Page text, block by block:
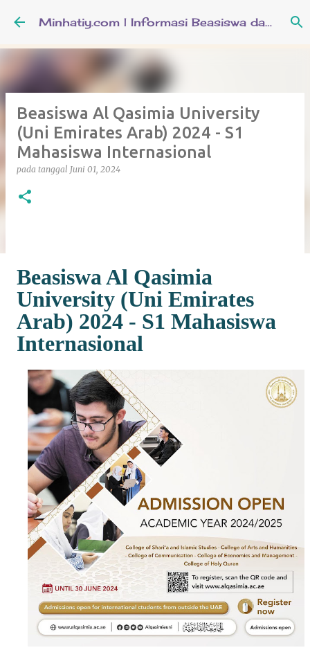
Langsung ke konten utama Minhatiy.com | Informasi Beasiswa dan Pendidikan Keislaman
Beasiswa Al Qasimia University
(Uni Emirates Arab) 2024 - S1
Mahasiswa Internasional
pada tanggal Juni 01, 2024
Beasiswa Al Qasimia
University (Uni Emirates
Arab) 2024 - S1 Mahasiswa
Internasional